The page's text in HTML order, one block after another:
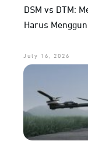
DSM vs DTM:
Harus
July 16, 2026